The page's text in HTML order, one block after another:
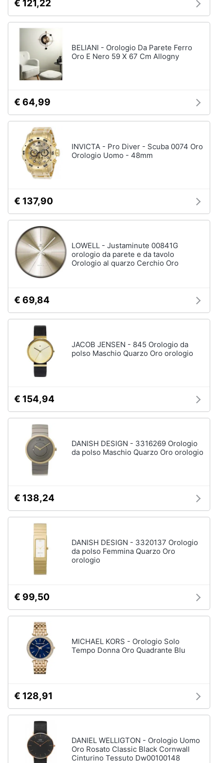
€ 121,22
BELIANI - Orologio Da Parete Ferro
Oro E Nero 59 X 67 Cm Allogny
€ 64,99
INVICTA - Pro Diver - Scuba 0074 Oro
Orologio Uomo - 48mm
€ 137,90
LOWELL - Justaminute 00841G
orologio da parete e da tavolo
Orologio al quarzo Cerchio Oro
€ 69,84
JACOB JENSEN - 845 Orologio da
polso Maschio Quarzo Oro orologio
€ 154,94
DANISH DESIGN - 3316269 Orologio
da polso Maschio Quarzo Oro orologio
€ 138,24
DANISH DESIGN - 3320137 Orologio
da polso Femmina Quarzo Oro
orologio
€ 99,50
MICHAEL KORS - Orologio Solo
Tempo Donna Oro Quadrante Blu
€ 128,91
DANIEL WELLIGTON - Orologio Uomo
Oro Rosato Classic Black Cornwall
Cinturino Tessuto Dw00100148